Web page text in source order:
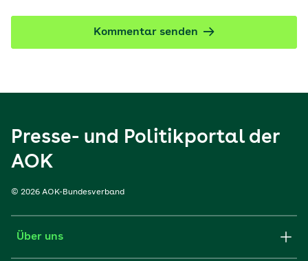
Kommentar senden
Presse- und Politikportal der
AOK
© 2026 AOK-Bundesverband
Über uns